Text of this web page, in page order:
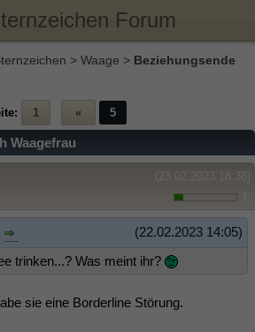
Forum
> Waage > Beziehungsende
1 « 5
Waagefrau
(23.02.2023 18:38)
(22.02.2023 14:05)
trinken...? Was meint ihr?
sie eine Borderline Störung.